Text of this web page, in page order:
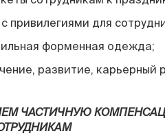
привилегиями для
форменная одежда;
развитие, карьерный
ЧАСТИЧНУЮ